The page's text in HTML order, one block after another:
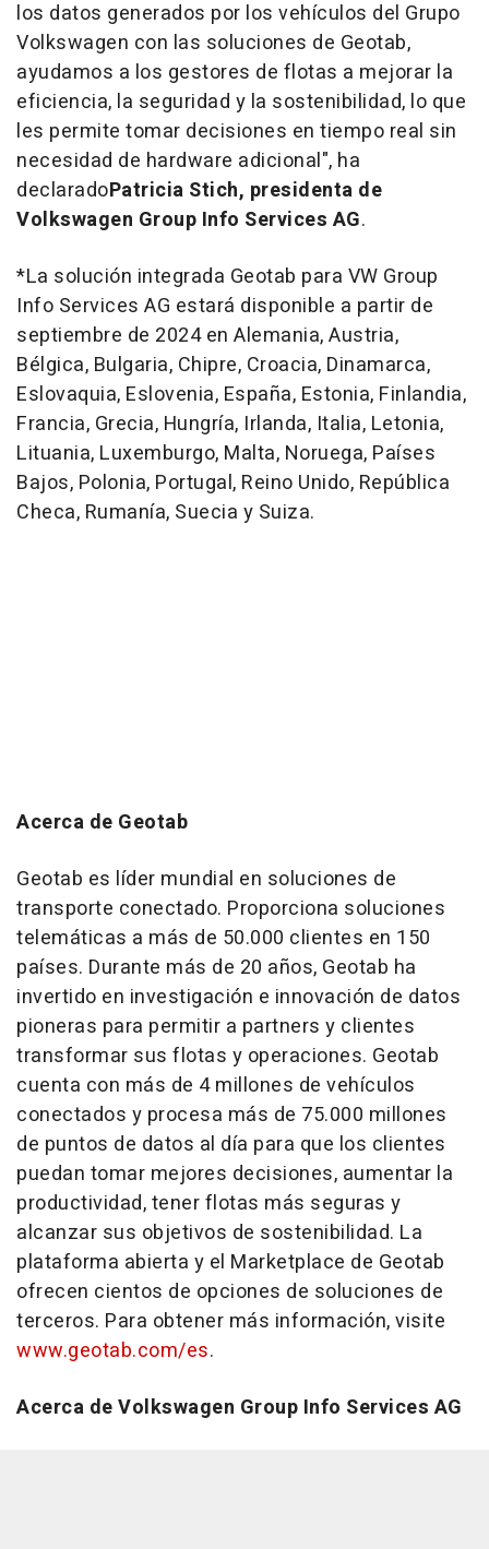
los datos generados por los vehículos del Grupo
Volkswagen con las soluciones de Geotab,
ayudamos a los gestores de flotas a mejorar la
eficiencia, la seguridad y la sostenibilidad, lo que
les permite tomar decisiones en tiempo real sin
necesidad de hardware adicional", ha
declaradoPatricia Stich, presidenta de
Volkswagen Group Info Services AG.
*La solución integrada Geotab para VW Group
Info Services AG estará disponible a partir de
septiembre de 2024 en Alemania,Austria,
Bélgica, Bulgaria, Chipre, Croacia, Dinamarca,
Eslovaquia, Eslovenia, España, Estonia, Finlandia,
Francia, Grecia, Hungría, Irlanda, Italia, Letonia,
Lituania, Luxemburgo, Malta, Noruega, Países
Bajos, Polonia, Portugal, Reino Unido, República
Checa, Rumanía, Suecia y Suiza.
Acerca de Geotab
Geotab es líder mundial en soluciones de
transporte conectado. Proporciona soluciones
telemáticas a más de 50.000 clientes en 150
países. Durante más de 20 años, Geotab ha
invertido en investigación e innovación de datos
pioneras para permitir a partners y clientes
transformar sus flotas y operaciones. Geotab
cuenta con más de 4 millones de vehículos
conectados y procesa más de 75.000 millones
de puntos de datos al día para que los clientes
puedan tomar mejores decisiones, aumentar la
productividad, tener flotas más seguras y
alcanzar sus objetivos de sostenibilidad. La
plataforma abierta y el Marketplace de Geotab
ofrecen cientos de opciones de soluciones de
terceros. Para obtener más información, visite
www.geotab.com/es.
Acerca de Volkswagen Group Info Services AG